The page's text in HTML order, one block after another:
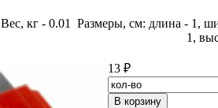
Вес, кг - 0.01 Размеры, см: длина - 1,
1,
13 ₽